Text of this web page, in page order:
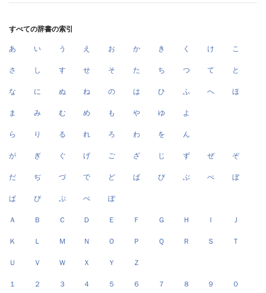
すべての辞書の索引
あ い う え お か き く け こ
さ し す せ そ た ち つ て と
な に ぬ ね の は ひ ふ へ ほ
ま み む め も や ゆ よ
ら り る れ ろ わ を ん
が ぎ ぐ げ ご ざ じ ず ぜ ぞ
だ ぢ づ で ど ば び ぶ べ ぼ
ぱ ぴ ぷ ぺ ぽ
Ａ Ｂ Ｃ Ｄ Ｅ Ｆ Ｇ Ｈ Ｉ Ｊ
Ｋ Ｌ Ｍ Ｎ Ｏ Ｐ Ｑ Ｒ Ｓ Ｔ
Ｕ Ｖ Ｗ Ｘ Ｙ Ｚ
１ ２ ３ ４ ５ ６ ７ ８ ９ ０